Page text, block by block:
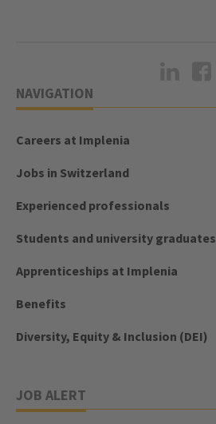
NAVIGATION
Careers at Implenia
Jobs in Switzerland
Experienced professionals
Students and university graduates
Apprenticeships at Implenia
Benefits
Diversity, Equity & Inclusion (DEI)
JOB ALERT